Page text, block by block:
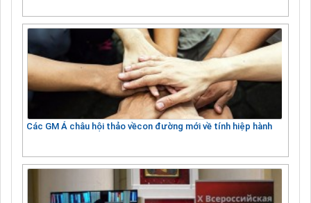
Các GM Á châu hội thảo vềcon đường mới về tính hiệp hành